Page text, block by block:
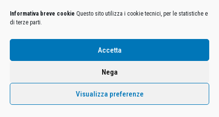
Informativa breve cookie Questo sito utilizza i cookie tecnici, per le statistiche e
di terze parti.
Accetta
Nega
Visualizza preferenze